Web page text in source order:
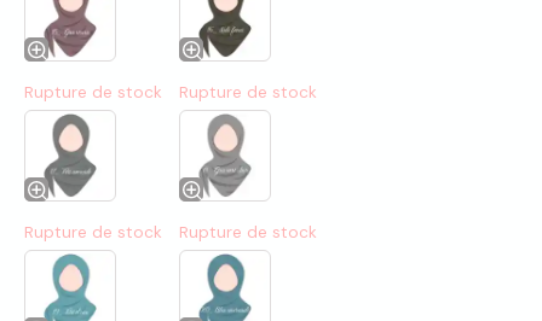
Rupture de stock Rupture de stock
Rupture de stock Rupture de stock